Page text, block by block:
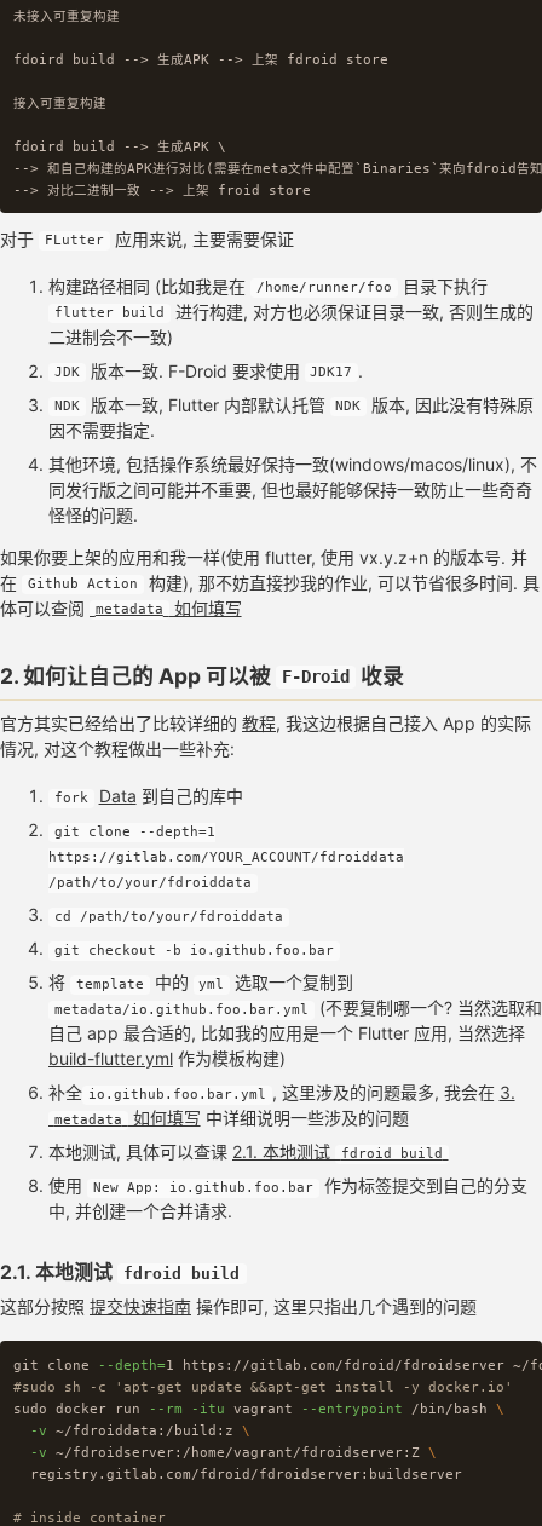
未接入可重复构建
fdoird build --> 生成APK --> 上架 fdroid store
接入可重复构建
fdoird build --> 生成APK \
--> 和自己构建的APK进行对比(需要在meta文件中配置`Binaries`来向fdroid告
对于 FLutter 应用来说, 主要需要保证
构建路径相同 (比如我是在 /home/runner/foo 目录下执行
flutter build
进行构建, 对方也必须保证目录一致, 否则生成的
二进制会不一致)
JDK 版本一致. F-Droid 要求使用 JDK17 .
NDK 版本一致, Flutter 内部默认托管 NDK
版本, 因此没有特殊原
因不需要指定.
其他环境, 包括操作系统最好保持一致(windows/macos/linux), 不
同发行版之间可能并不重要, 但也最好能够保持一致防止一些奇奇
怪怪的问题.
如果你要上架的应用和我一样(使用 flutter, 使用 vx.y.z+n 的版本号. 并
在
Github Action
构建), 那不妨直接抄我的作业, 可以节省很多时间. 具
体可以查阅
metadata 如何填写
2. 如何让自己的 App 可以被 F-Droid 收录
官方其实已经给出了比较详细的 教程, 我这边根据自己接入 App 的实际
情况, 对这个教程做出一些补充:
fork Data 到自己的库中
git clone --depth=1
https://gitlab.com/YOUR_ACCOUNT/fdroiddata
/path/to/your/fdroiddata
cd /path/to/your/fdroiddata
git checkout -b io.github.foo.bar
将 template 中的 yml 选取一个复制到
metadata/io.github.foo.bar.yml
(不要复制哪一个? 当然选取和
自己 app 最合适的, 比如我的应用是一个 Flutter 应用, 当然选择
build-flutter.yml 作为模板构建)
补全 io.github.foo.bar.yml , 这里涉及的问题最多, 我会在 3.
metadata 如何填写 中详细说明一些涉及的问题
本地测试, 具体可以查课 2.1. 本地测试 fdroid build
使用 New App: io.github.foo.bar
作为标签提交到自己的分支
中, 并创建一个合并请求.
2.1. 本地测试 fdroid build
这部分按照 提交快速指南 操作即可, 这里只指出几个遇到的问题
git clone --depth=
#sudo sh -c 'apt-get update &&apt-get install -y docker.io'
sudo docker run --rm -itu vagrant --entrypoint /bin/bash \
-v ~/fdroiddata:/build:z \
-v ~/fdroidserver:/home/vagrant/fdroidserver:Z \
  registry.gitlab.com/fdroid/fdroidserver:buildserver
# inside container